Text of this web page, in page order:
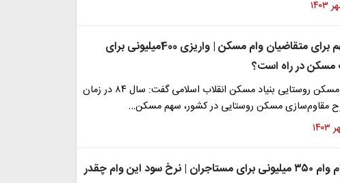
خبر مهم برای متقاضیان وام مسکن | واریزی 400میلیونی برای
در راه است؟
معاون مسکن روستایی بنیاد مسکن انقلاب اسلامی گفت: سال ۸۴ در زمان
مقاوم‌سازی مسکن روستایی در کشور، سهم مسکن…
ثبت نام وام ۳۵۰ میلیونی برای مستاجران | نرخ سود این وام چقدر